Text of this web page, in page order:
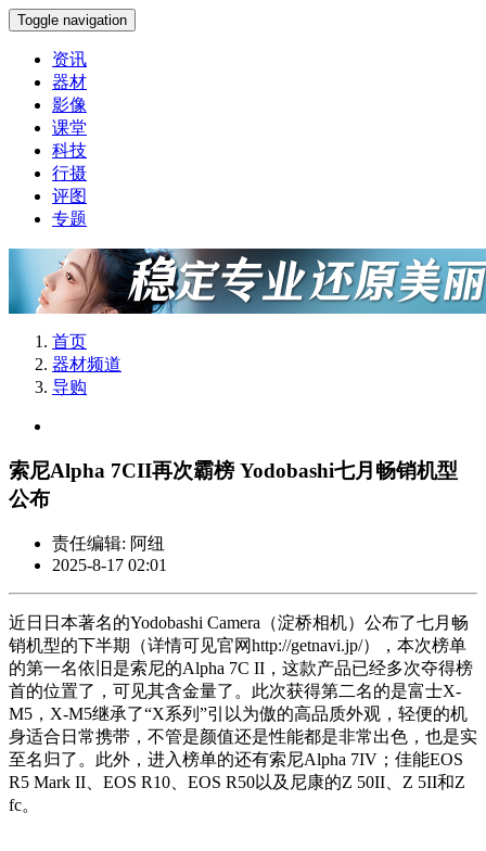
Toggle navigation
资讯
器材
影像
课堂
科技
行摄
评图
专题
首页
器材频道
导购
索尼Alpha 7CII再次霸榜 Yodobashi七月畅销机型
公布
责任编辑: 阿纽
2025-8-17 02:01
近日日本著名的Yodobashi Camera（淀桥相机）公布了七月畅
销机型的下半期（详情可见官网http://getnavi.jp/），本次榜单
的第一名依旧是索尼的Alpha 7C II，这款产品已经多次夺得榜
首的位置了，可见其含金量了。此次获得第二名的是富士X-
M5，X-M5继承了“X系列”引以为傲的高品质外观，轻便的机
身适合日常携带，不管是颜值还是性能都是非常出色，也是实
至名归了。此外，进入榜单的还有索尼Alpha 7IV；佳能EOS
R5 Mark II、EOS R10、EOS R50以及尼康的Z 50II、Z 5II和Z
fc。